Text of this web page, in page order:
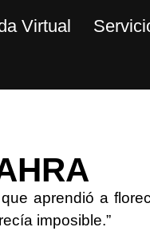
Virtual
aprendió a
imposible.”